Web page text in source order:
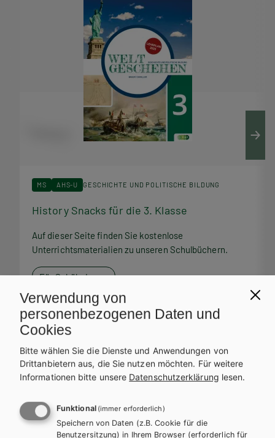
MS AHS-U GESCHICHTE UND POLITISCHE BILDUNG
History Snacks für die 3. Klasse
Auf dieser Seite finden Sie kostenlose
Unterrichtsmaterialien zu unseren Schulbüchern.
Für SchülerInnen
Service Team
zur Verfügung.
Verwendung von
personenbezogenen Daten und
Cookies
Bitte wählen Sie die Dienste und Anwendungen von
Drittanbietern aus, die Sie nutzen möchten. Für weitere
Informationen bitte unsere Datenschutzerklärung lesen.
Funktional (immer erforderlich)
Speichern von Daten (z.B. Cookie für die
Benutzersitzung) in Ihrem Browser (erforderlich für